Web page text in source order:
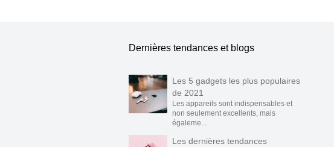
Dernières tendances et blogs
Les 5 gadgets les plus populaires
de 2021
Les appareils sont indispensables et
non seulement excellents, mais
égaleme...
Les dernières tendances